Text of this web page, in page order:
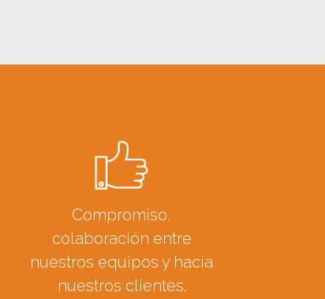
Compromiso,
colaboración entre
nuestros equipos y hacia
nuestros clientes.